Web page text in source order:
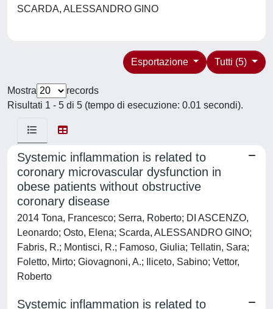
SCARDA, ALESSANDRO GINO
Tutti (5)
Esportazione
Mostra
records
Risultati 1 - 5 di 5 (tempo di esecuzione: 0.01 secondi).
Systemic inflammation is related to
coronary microvascular dysfunction in
obese patients without obstructive
coronary disease
2014 Tona, Francesco; Serra, Roberto; DI ASCENZO,
Leonardo; Osto, Elena; Scarda, ALESSANDRO GINO;
Fabris, R.; Montisci, R.; Famoso, Giulia; Tellatin, Sara;
Foletto, Mirto; Giovagnoni, A.; Iliceto, Sabino; Vettor,
Roberto
Systemic inflammation is related to